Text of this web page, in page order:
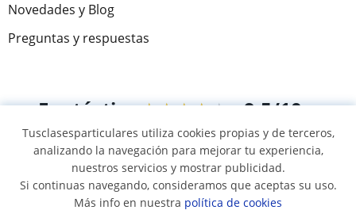
Novedades y Blog
Preguntas y respuestas
Fantástica★★★★★ 9,5/10
305883 opiniones de alumnos
© 2007 - 2026 Tusclasesparticulares.com.ec
Tusclasesparticulares utiliza cookies propias y de terceros,
analizando la navegación para mejorar tu experiencia,
nuestros servicios y mostrar publicidad.
Si continuas navegando, consideramos que aceptas su uso.
Más info en nuestra política de cookies